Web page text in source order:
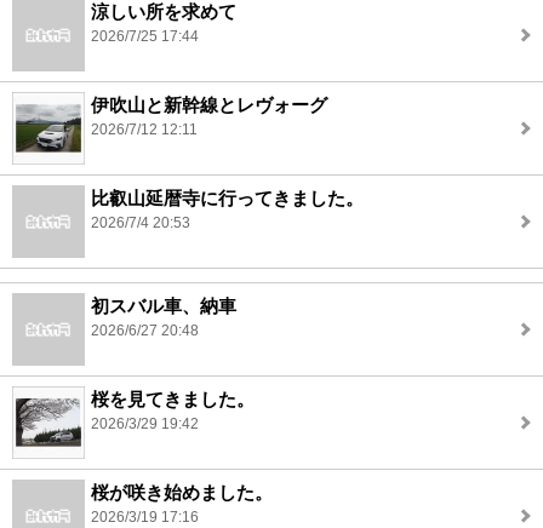
涼しい所を求めて
2026/7/25 17:44
伊吹山と新幹線とレヴォーグ
2026/7/12 12:11
比叡山延暦寺に行ってきました。
2026/7/4 20:53
初スバル車、納車
2026/6/27 20:48
桜を見てきました。
2026/3/29 19:42
桜が咲き始めました。
2026/3/19 17:16